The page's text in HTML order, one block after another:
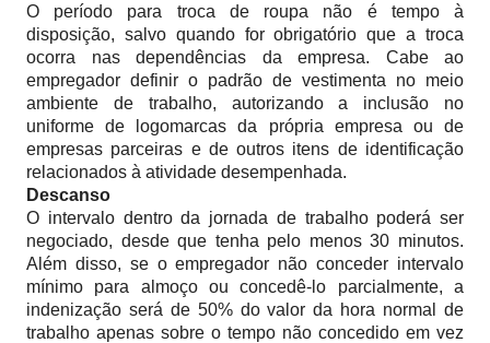
O período para troca de roupa não é tempo à
disposição, salvo quando for obrigatório que a troca
ocorra nas dependências da empresa. Cabe ao
empregador definir o padrão de vestimenta no meio
ambiente de trabalho, autorizando a inclusão no
uniforme de logomarcas da própria empresa ou de
empresas parceiras e de outros itens de identificação
relacionados à atividade desempenhada.
Descanso
O intervalo dentro da jornada de trabalho poderá ser
negociado, desde que tenha pelo menos 30 minutos.
Além disso, se o empregador não conceder intervalo
mínimo para almoço ou concedê-lo parcialmente, a
indenização será de 50% do valor da hora normal de
trabalho apenas sobre o tempo não concedido em vez